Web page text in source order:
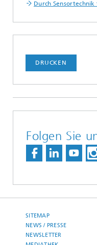
Durch
DRUCKEN
Folgen Sie
SITEMAP
NEWS / PRESSE
NEWSLETTER